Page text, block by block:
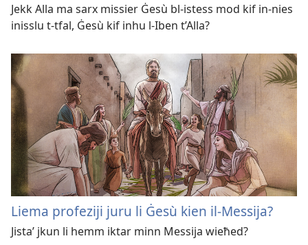
Jekk Alla ma sarx missier Ġesù bl-istess mod kif in-nies
inisslu t-tfal, Ġesù kif inhu l-Iben t’Alla?
Liema profeziji juru li Ġesù kien il-Messija?
Jistaʼ jkun li hemm iktar minn Messija wieħed?